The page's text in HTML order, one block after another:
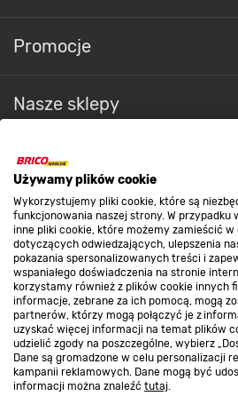
Używamy plików cookie
Wykorzystujemy pliki cookie, które są
funkcjonowania naszej strony. W przypadku
inne pliki cookie, które możemy zamieścić
dotyczących odwiedzających, ulepszenia
pokazania spersonalizowanych treści i
wspaniałego doświadczenia na stronie
korzystamy również z plików cookie innych
informacje, zebrane za ich pomocą, mogą
partnerów, którzy mogą połączyć je z
uzyskać więcej informacji na temat plików
udzielić zgody na poszczególne, wybierz
Dane są gromadzone w celu personalizacji
kampanii reklamowych. Dane mogą być
informacji można znaleźć tutaj.
Promocje
Nasze sklepy
O nas
Kontakt do sklepu
Strefa biznesu
Dołącz do nas